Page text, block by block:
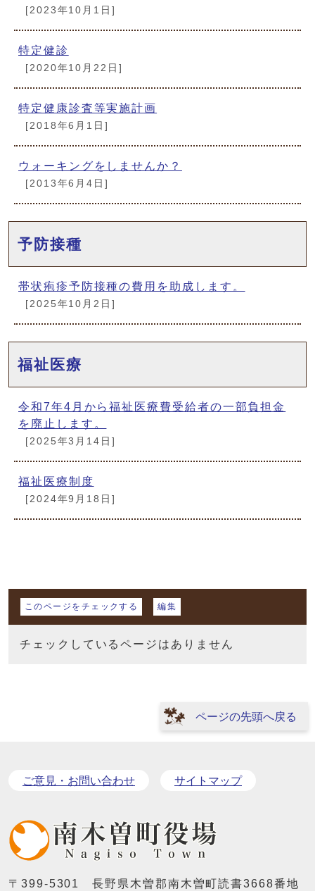
[2023年10月1日]
特定健診
[2020年10月22日]
特定健康診査等実施計画
[2018年6月1日]
ウォーキングをしませんか？
[2013年6月4日]
予防接種
帯状疱疹予防接種の費用を助成します。
[2025年10月2日]
福祉医療
令和7年4月から福祉医療費受給者の一部負担金
を廃止します。
[2025年3月14日]
福祉医療制度
[2024年9月18日]
マイページ
このページをチェックする 編集
チェックしているページはありません
ページの先頭へ戻る
ご意見・お問い合わせ サイトマップ
〒399-5301 長野県木曽郡南木曽町読書3668番地